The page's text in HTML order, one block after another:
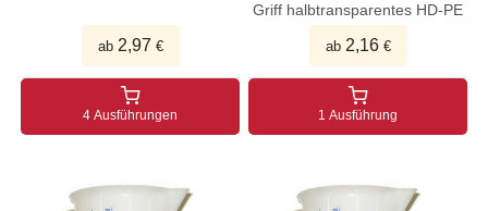
ab 2,97 €
4 Ausführungen
Griff halbtransparentes HD-PE
ab 2,16€
1 Ausführung